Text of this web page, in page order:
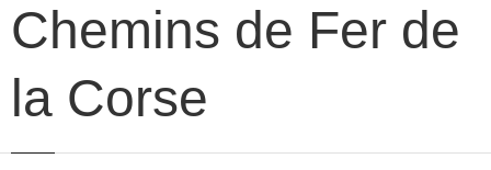
Chemins de Fer de
la Corse